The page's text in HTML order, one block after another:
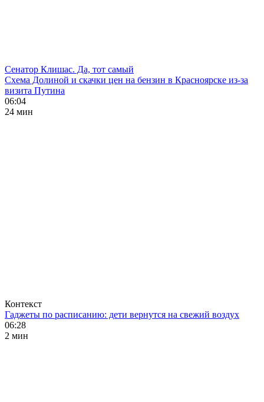
Сенатор Клишас. Да, тот самый
Схема Долиной и скачки цен на бензин в Красноярске из-за
визита Путина
06:04
24 мин
Контекст
Гаджеты по расписанию: дети вернутся на свежий воздух
06:28
2 мин